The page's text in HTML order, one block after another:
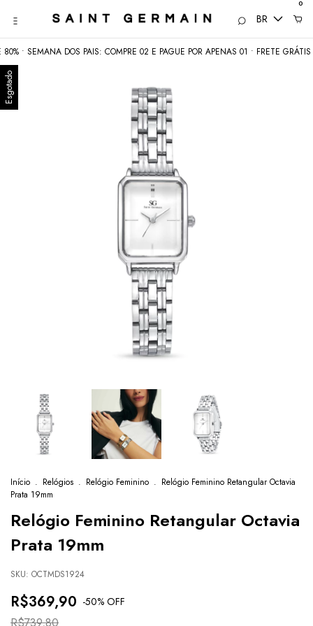
BR
0
DOS PAIS: COMPRE 02 E PAGUE POR APENAS 01 • FRETE GRÁTIS acima
Esgotado
Início . Relógios . Relógio Feminino . Relógio Feminino Retangular Octavia
Prata 19mm
Relógio Feminino Retangular Octavia
Prata 19mm
SKU: OCTMDS1924
R$369,90 -50% OFF
R$739,80